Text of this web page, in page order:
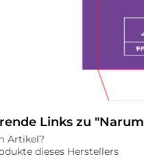
Links zu
Artikel?
dieses Herstellers